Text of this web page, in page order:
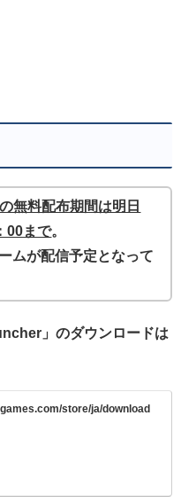
無料配布期間は明日
：00まで。
ムが配信予定となって
」のダウンロードは
store/ja/download